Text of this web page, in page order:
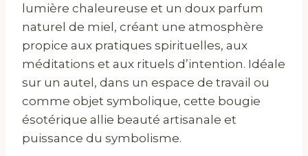
lumière chaleureuse et un doux parfum
naturel de miel, créant une atmosphère
propice aux pratiques spirituelles, aux
méditations et aux rituels d’intention. Idéale
sur un autel, dans un espace de travail ou
comme objet symbolique, cette bougie
ésotérique allie beauté artisanale et
puissance du symbolisme.